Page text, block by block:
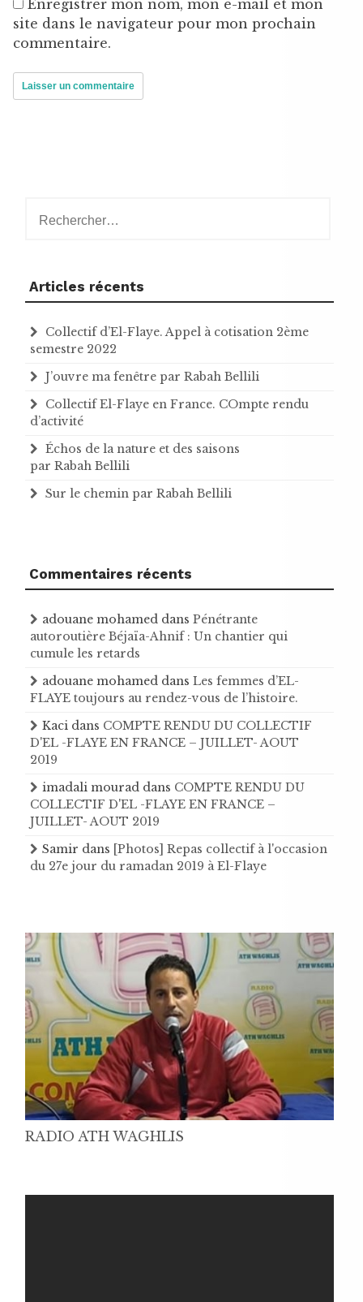
Enregistrer mon nom, mon e-mail et mon
site dans le navigateur pour mon prochain
commentaire.
Articles récents
Collectif d’El-Flaye. Appel à cotisation 2ème
semestre 2022
J’ouvre ma fenêtre par Rabah Bellili
Collectif El-Flaye en France. COmpte rendu
d’activité
Échos de la nature et des saisons
par Rabah Bellili
Sur le chemin par Rabah Bellili
Commentaires récents
adouane mohamed dans Pénétrante
autoroutière Béjaïa-Ahnif : Un chantier qui
cumule les retards
adouane mohamed dans Les femmes d’EL-
FLAYE toujours au rendez-vous de l’histoire .
Kaci dans COMPTE RENDU DU COLLECTIF
D'EL -FLAYE EN FRANCE – JUILLET- AOUT
2019
imadali mourad dans COMPTE RENDU DU
COLLECTIF D'EL -FLAYE EN FRANCE –
JUILLET- AOUT 2019
Samir dans [Photos] Repas collectif à l'occasion
du 27e jour du ramadan 2019 à El-Flaye
RADIO ATH WAGHLIS